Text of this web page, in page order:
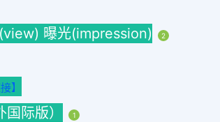
曝光(impression) 2
】
际版） 1